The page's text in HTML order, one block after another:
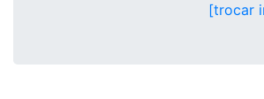
[trocar